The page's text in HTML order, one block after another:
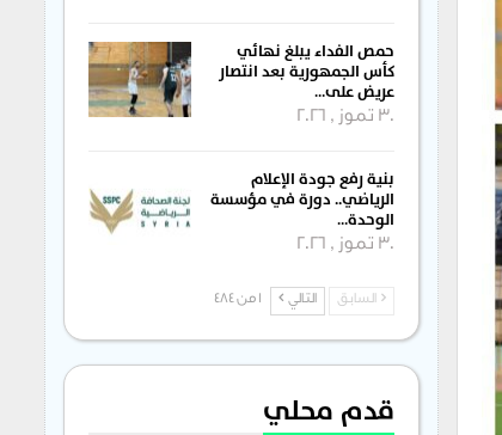
حمص الفداء يبلغ نهائي
كأس الجمهورية بعد انتصار
عريض على…
30 تموز , 2026
بنية رفع جودة الإعلام
الرياضي.. دورة في مؤسسة
الوحدة…
30 تموز , 2026
السابق التالي 1 من 484
قدم محلي